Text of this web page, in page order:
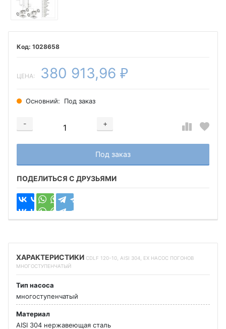
1028658
ЦЕНА: 380 913,96 ₽
Основний: Под заказ
-
+
Добавляется...
Под заказ
Добавлен
ПОДЕЛИТЬСЯ С ДРУЗЬЯМИ
ХАРАКТЕРИСТИКИ CDLF 120-10, AISI 304, EX НАСОС ПОГОНОВ
МНОГОСТУПЕНЧАТЫЙ
Тип насоса
многоступенчатый
Материал
AISI 304 нержавеющая сталь